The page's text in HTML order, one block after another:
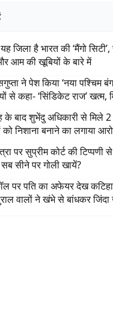
जिला है भारत की ‘मैंगो
आम की खूबियों के बारे में
ने पेश किया ‘नया पश्चिम
से कहा- ‘सिंडिकेट राज’ खत्म,
के बाद शुभेंदु अधिकारी से मिले
निशाना बनाने का लगाया
पर सुप्रीम कोर्ट की
सीने पर गोली खायें?
पर पति का अफेयर देख
वालों ने खंभे से बांधकर जिंदा